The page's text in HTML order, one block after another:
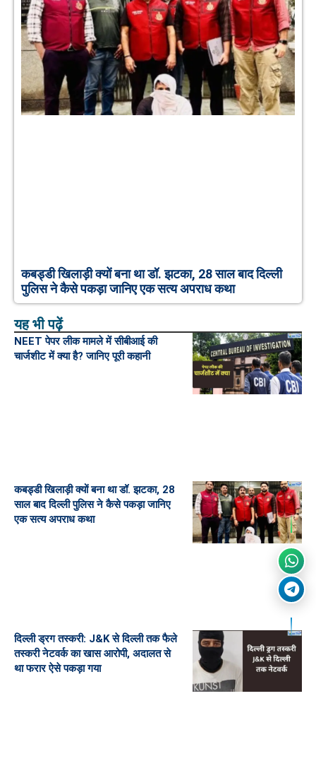
कबड्डी खिलाड़ी क्यों बना था डॉ. झटका, 28 साल बाद दिल्ली
पुलिस ने कैसे पकड़ा जानिए एक सत्य अपराध कथा
यह भी पढ़ें
NEET पेपर लीक मामले में सीबीआई की
चार्जशीट में क्या है? जानिए पूरी कहानी
कबड्डी खिलाड़ी क्यों बना था डॉ. झटका, 28
साल बाद दिल्ली पुलिस ने कैसे पकड़ा जानिए
एक सत्य अपराध कथा
दिल्ली ड्रग तस्करी: J&K से दिल्ली तक फैले
तस्करी नेटवर्क का खास आरोपी, अदालत से
था फरार ऐसे पकड़ा गया